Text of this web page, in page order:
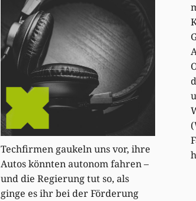
Techfirmen gaukeln uns vor, ihre
Autos könnten autonom fahren –
und die Regierung tut so, als
ginge es ihr bei der Förderung